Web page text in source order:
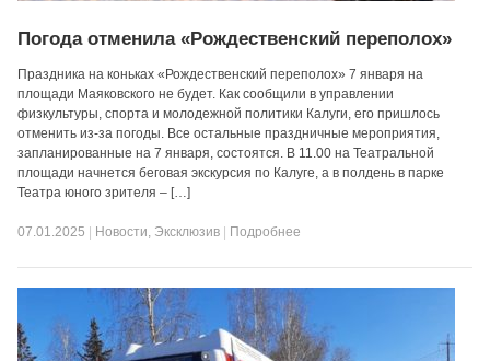
Погода отменила «Рождественский переполох»
Праздника на коньках «Рождественский переполох» 7 января на
площади Маяковского не будет. Как сообщили в управлении
физкультуры, спорта и молодежной политики Калуги, его пришлось
отменить из-за погоды. Все остальные праздничные мероприятия,
запланированные на 7 января, состоятся. В 11.00 на Театральной
площади начнется беговая экскурсия по Калуге, а в полдень в парке
Театра юного зрителя – […]
07.01.2025 Новости, Эксклюзив Подробнее